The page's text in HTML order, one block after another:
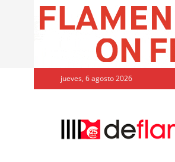
jueves, 6 agosto 2026